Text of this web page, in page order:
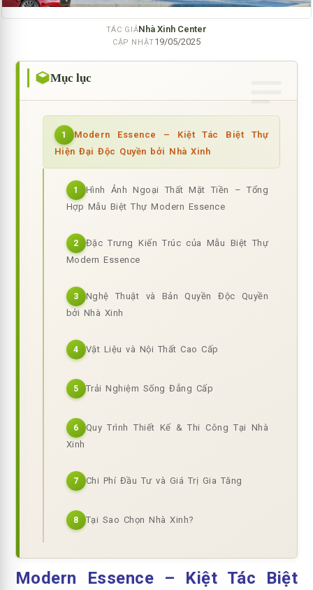
TÁC GIẢNhà Xinh Center
CẬP NHẬT19/05/2025
Mục lục
1
Modern Essence – Kiệt Tác Biệt Thự
Hiện Đại Độc Quyền bởi Nhà Xinh
1
Hình Ảnh Ngoại Thất Mặt Tiền – Tổng
Hợp Mẫu Biệt Thự Modern Essence
2
Đặc Trưng Kiến Trúc của Mẫu Biệt Thự
Modern Essence
3
Nghệ Thuật và Bản Quyền Độc Quyền
bởi Nhà Xinh
4 Vật Liệu và Nội Thất Cao Cấp
5 Trải Nghiệm Sống Đẳng Cấp
6
Quy Trình Thiết Kế & Thi Công Tại Nhà
Xinh
7 Chi Phí Đầu Tư và Giá Trị Gia Tăng
8 Tại Sao Chọn Nhà Xinh?
Modern Essence – Kiệt Tác Biệt